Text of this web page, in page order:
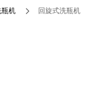
瓶机 5 回旋式洗瓶机